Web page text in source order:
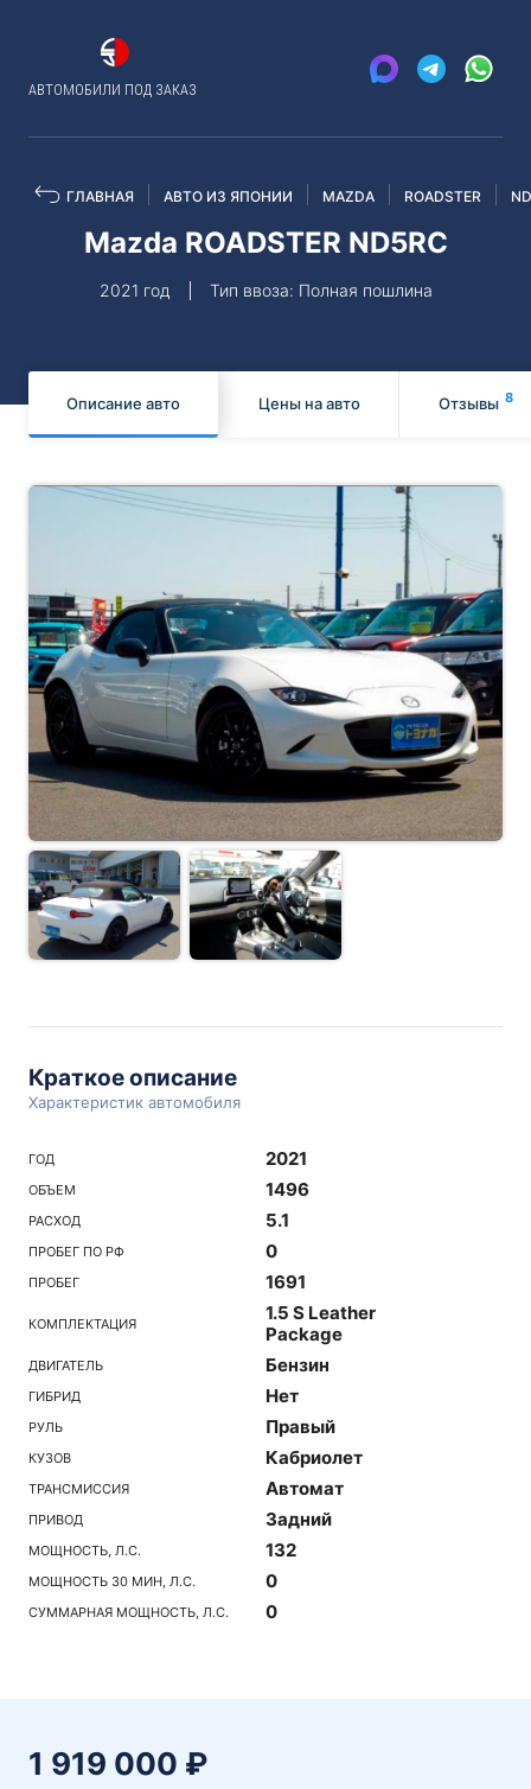
АВТОМОБИЛИ ПОД ЗАКАЗ
ГЛАВНАЯ АВТО ИЗ ЯПОНИИ MAZDA ROADSTER
Mazda ROADSTER ND5RC
2021 год Тип ввоза: Полная пошлина
Описание авто Цены на авто Отзывы 8
Краткое описание
Характеристик автомобиля
ГОД 2021
ОБЪЕМ 1496
РАСХОД 5.1
ПРОБЕГ ПО РФ 0
ПРОБЕГ 1691
КОМПЛЕКТАЦИЯ
1.5 S Leather
Package
ДВИГАТЕЛЬ Бензин
ГИБРИД Нет
РУЛЬ Правый
КУЗОВ Кабриолет
ТРАНСМИССИЯ Автомат
ПРИВОД Задний
МОЩНОСТЬ, Л.С. 132
МОЩНОСТЬ 30 МИН, Л.С. 0
СУММАРНАЯ МОЩНОСТЬ, Л.С. 0
1 919 000 ₽